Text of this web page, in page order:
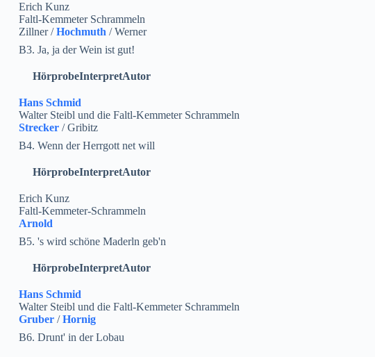
Erich Kunz
Faltl-Kemmeter Schrammeln
Zillner /Hochmuth / Werner
B3. Ja, ja der Wein ist gut!
HörprobeInterpretAutor
Hans Schmid
Walter Steibl und die Faltl-Kemmeter Schrammeln
Strecker / Gribitz
B4. Wenn der Herrgott net will
HörprobeInterpretAutor
Erich Kunz
Faltl-Kemmeter-Schrammeln
Arnold
B5. 's wird schöne Maderln geb'n
HörprobeInterpretAutor
Hans Schmid
Walter Steibl und die Faltl-Kemmeter Schrammeln
Gruber /Hornig
B6. Drunt' in der Lobau